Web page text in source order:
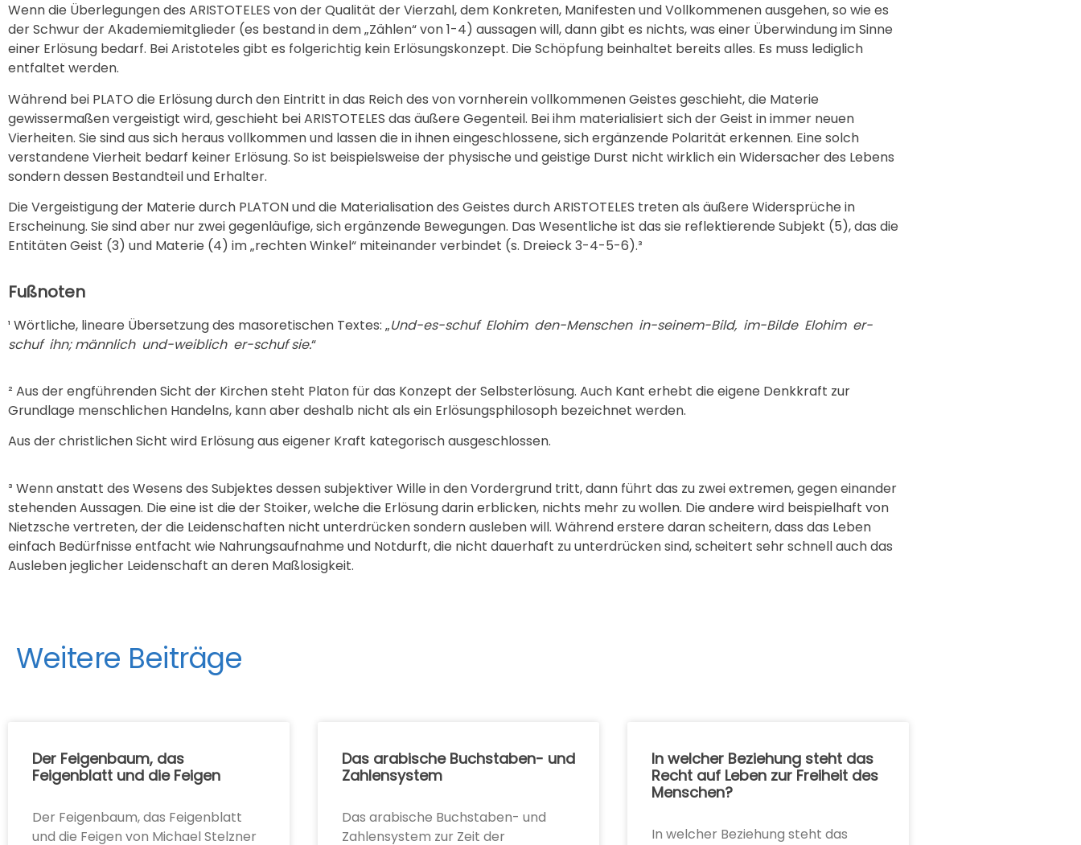
Wenn die Überlegungen des ARISTOTELES von der Qualität der Vierzahl, dem Konkreten, Manifesten und Vollkommenen ausgehen, so wie es
der Schwur der Akademiemitglieder (es bestand in dem „Zählen“ von 1-4) aussagen will, dann gibt es nichts, was einer Überwindung im Sinne
einer Erlösung bedarf. Bei Aristoteles gibt es folgerichtig kein Erlösungskonzept. Die Schöpfung beinhaltet bereits alles. Es muss lediglich
entfaltet werden.
Während bei PLATO die Erlösung durch den Eintritt in das Reich des von vornherein vollkommenen Geistes geschieht, die Materie
gewissermaßen vergeistigt wird, geschieht bei ARISTOTELES das äußere Gegenteil. Bei ihm materialisiert sich der Geist in immer neuen
Vierheiten. Sie sind aus sich heraus vollkommen und lassen die in ihnen eingeschlossene, sich ergänzende Polarität erkennen. Eine solch
verstandene Vierheit bedarf keiner Erlösung. So ist beispielsweise der physische und geistige Durst nicht wirklich ein Widersacher des Lebens
sondern dessen Bestandteil und Erhalter.
Die Vergeistigung der Materie durch PLATON und die Materialisation des Geistes durch ARISTOTELES treten als äußere Widersprüche in
Erscheinung. Sie sind aber nur zwei gegenläufige, sich ergänzende Bewegungen. Das Wesentliche ist das sie reflektierende Subjekt (5), das die
Entitäten Geist (3) und Materie (4) im „rechten Winkel“ miteinander verbindet (s. Dreieck 3-4-5-6).³
Fußnoten
¹ Wörtliche, lineare Übersetzung des masoretischen Textes: „Und-es-schuf Elohim den-Menschen in-seinem-Bild, im-Bilde Elohim er-
schuf ihn; männlich und-weiblich er-schuf sie.“
² Aus der engführenden Sicht der Kirchen steht Platon für das Konzept der Selbsterlösung. Auch Kant erhebt die eigene Denkkraft zur
Grundlage menschlichen Handelns, kann aber deshalb nicht als ein Erlösungsphilosoph bezeichnet werden.
Aus der christlichen Sicht wird Erlösung aus eigener Kraft kategorisch ausgeschlossen.
³ Wenn anstatt des Wesens des Subjektes dessen subjektiver Wille in den Vordergrund tritt, dann führt das zu zwei extremen, gegen einander
stehenden Aussagen. Die eine ist die der Stoiker, welche die Erlösung darin erblicken, nichts mehr zu wollen. Die andere wird beispielhaft von
Nietzsche vertreten, der die Leidenschaften nicht unterdrücken sondern ausleben will. Während erstere daran scheitern, dass das Leben
einfach Bedürfnisse entfacht wie Nahrungsaufnahme und Notdurft, die nicht dauerhaft zu unterdrücken sind, scheitert sehr schnell auch das
Ausleben jeglicher Leidenschaft an deren Maßlosigkeit.
Weitere Beiträge
Der Feigenbaum, das
Feigenblatt und die Feigen
Der Feigenbaum, das Feigenblatt
und die Feigen von Michael Stelzner
Das arabische Buchstaben- und
Zahlensystem
Das arabische Buchstaben- und
Zahlensystem zur Zeit der
In welcher Beziehung steht das
Recht auf Leben zur Freiheit des
Menschen?
In welcher Beziehung steht das